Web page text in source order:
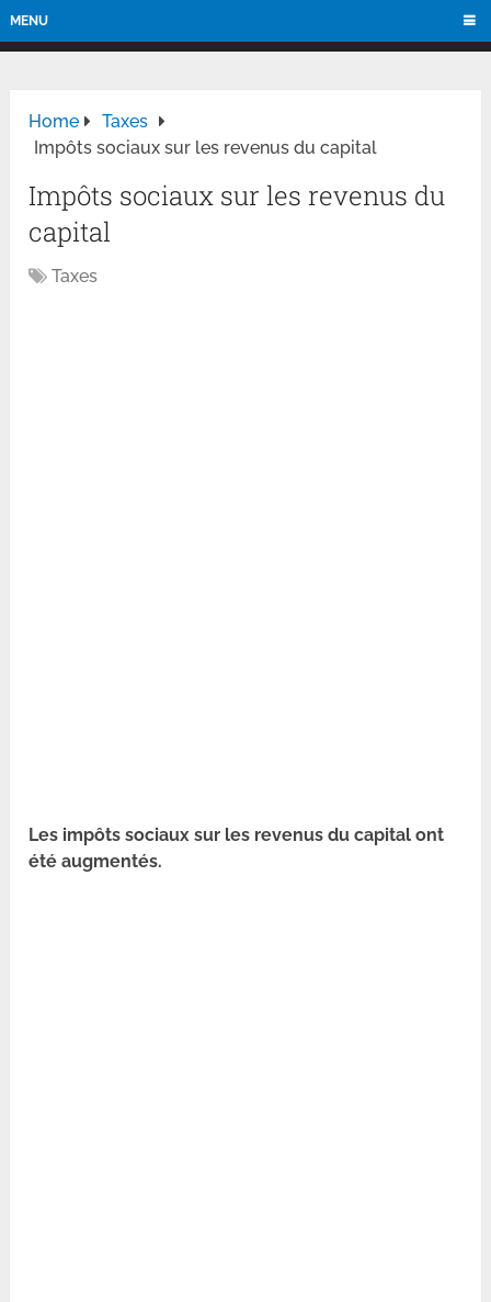
MENU
Home
Taxes
Impôts sociaux sur les revenus du capital
Impôts sociaux sur les revenus du
capital
Taxes
Les impôts sociaux sur les revenus du capital ont
été augmentés.